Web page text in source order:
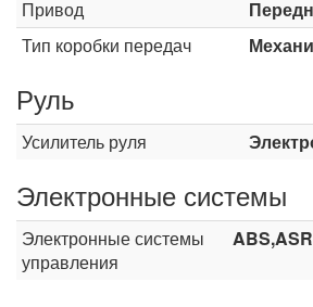
Привод
Тип коробки передач
Руль
Усилитель руля
Электронные системы
Электронные системы
управления